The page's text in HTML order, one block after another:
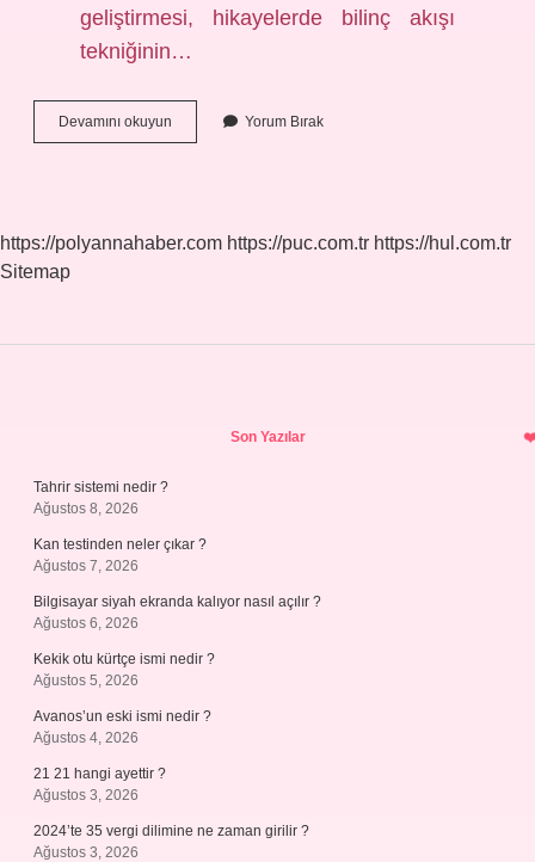
geliştirmesi, hikayelerde bilinç akışı
tekniğinin…
Devamını okuyun Anlatma
Teknikleri
Yorum Bırak
https://polyannahaber.com https://puc.com.tr https://hul.com.tr
Sitemap
Son Yazılar
Tahrir sistemi nedir ?
Ağustos 8, 2026
Kan testinden neler çıkar ?
Ağustos 7, 2026
Bilgisayar siyah ekranda kalıyor nasıl açılır ?
Ağustos 6, 2026
Kekik otu kürtçe ismi nedir ?
Ağustos 5, 2026
Avanos’un eski ismi nedir ?
Ağustos 4, 2026
21 21 hangi ayettir ?
Ağustos 3, 2026
2024’te 35 vergi dilimine ne zaman girilir ?
Ağustos 3, 2026